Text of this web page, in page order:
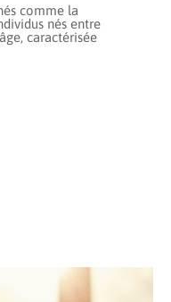
comme la
nés entre
caractérisée